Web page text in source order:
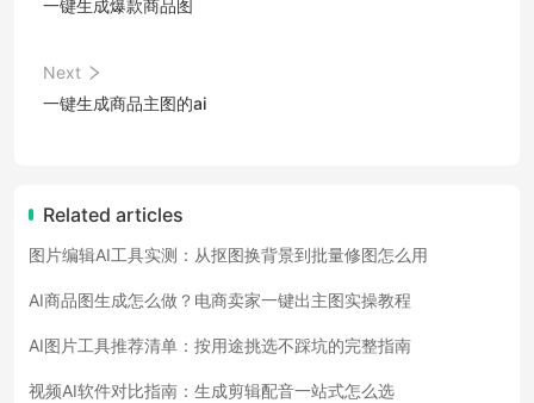
一键生成爆款商品图
Next
一键生成商品主图的ai
Related articles
图片编辑AI工具实测：从抠图换背景到批量修图怎么用
AI商品图生成怎么做？电商卖家一键出主图实操教程
AI图片工具推荐清单：按用途挑选不踩坑的完整指南
视频AI软件对比指南：生成剪辑配音一站式怎么选